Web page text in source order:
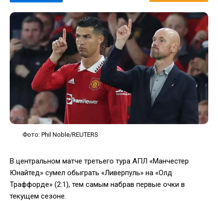
Фото: Phil Noble/REUTERS
В центральном матче третьего тура АПЛ «Манчестер
Юнайтед» сумел обыграть «Ливерпуль» на «Олд
Траффорде» (2:1), тем самым набрав первые очки в
текущем сезоне.